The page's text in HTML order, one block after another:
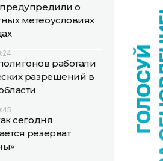
предупредили о
метеоусловиях
работали
разрешений в
сегодня
резерват